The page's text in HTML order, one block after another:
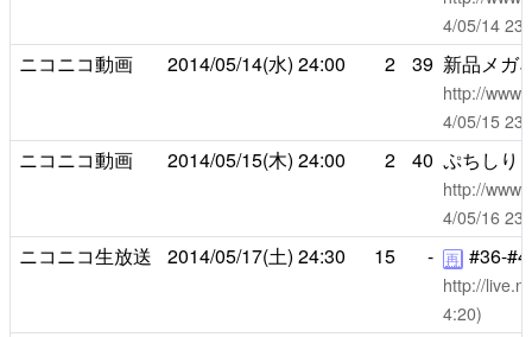
4/05/14
ニコニコ動画 2014/05/14(水) 24:00 2 39 新品メガ
http://
4/05/15
ニコニコ動画 2014/05/15(木) 24:00 2 40 ぷちしり
http://
4/05/16
ニコニコ生放送 2014/05/17(土) 24:30 15 - 再 #36-
http://
4:20)